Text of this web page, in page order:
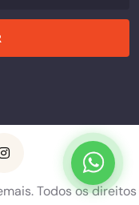
Todos os direitos